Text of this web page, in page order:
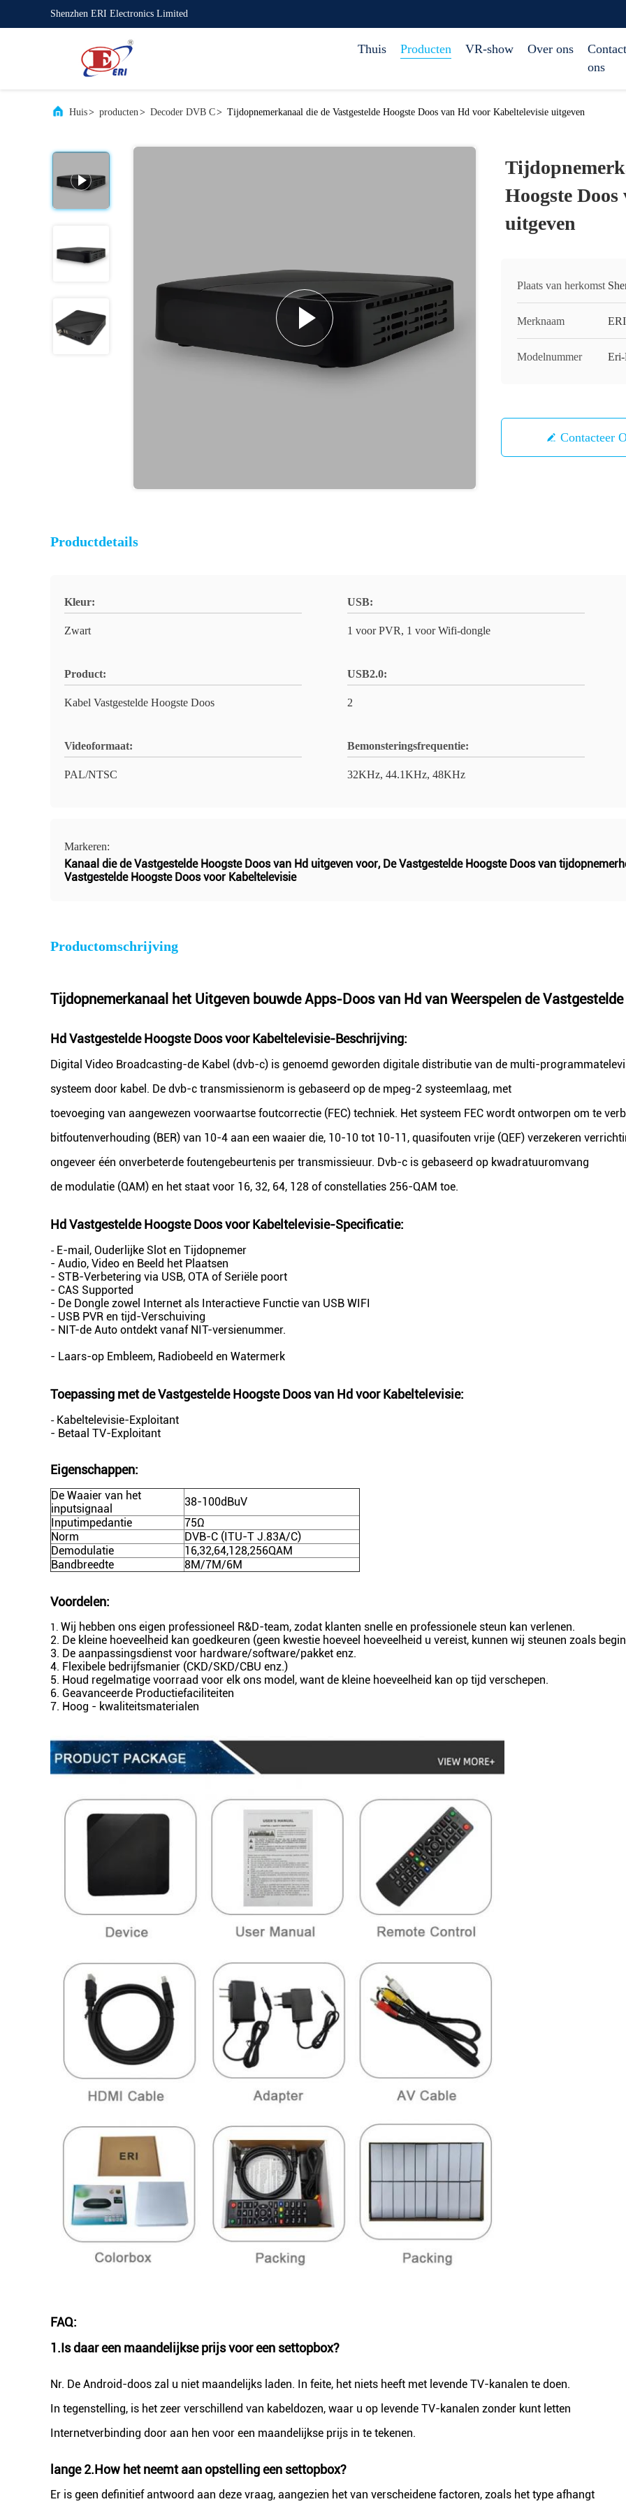
Shenzhen ERI Electronics Limited
Thuis Producten VR-show Over ons
ons
Huis> producten> Decoder DVB C> Tijdopnemerkanaal die de Vastgestelde Hoogste Doos van Hd voor Kabeltelevisie uitgeven
Hoogste
uitgeven
Plaats van herkomst
Merknaam ERI
Modelnummer
Contacteer
Productdetails
Kleur:
Zwart
USB:
1 voor PVR, 1 voor Wifi-dongle
Product:
Kabel Vastgestelde Hoogste Doos
USB2.0:
2
Videoformaat:
PAL/NTSC
Bemonsteringsfrequentie:
32KHz, 44.1KHz, 48KHz
Markeren:
Kanaal die de Vastgestelde Hoogste Doos van Hd uitgeven voor, De Vastgestelde Hoogste Doos van
Vastgestelde Hoogste Doos voor Kabeltelevisie
Productomschrijving
Tijdopnemerkanaal het Uitgeven bouwde Apps-Doos van Hd van Weerspelen de
Hd Vastgestelde Hoogste Doos voor Kabeltelevisie-Beschrijving:
Digital Video Broadcasting-de Kabel (dvb-c) is genoemd geworden digitale distributie van de multi-
systeem door kabel. De dvb-c transmissienorm is gebaseerd op de mpeg-2 systeemlaag, met
toevoeging van aangewezen voorwaartse foutcorrectie (FEC) techniek. Het systeem FEC wordt ontworpen om te
bitfoutenverhouding (BER) van 10-4 aan een waaier die, 10-10 tot 10-11, quasifouten vrije (QEF) verzekeren
ongeveer één onverbeterde foutengebeurtenis per transmissieuur. Dvb-c is gebaseerd op kwadratuuromvang
de modulatie (QAM) en het staat voor 16, 32, 64, 128 of constellaties 256-QAM toe.
Hd Vastgestelde Hoogste Doos voor Kabeltelevisie-Specificatie:
- E-mail, Ouderlijke Slot en Tijdopnemer
- Audio, Video en Beeld het Plaatsen
- STB-Verbetering via USB, OTA of Seriële poort
- CAS Supported
- De Dongle zowel Internet als Interactieve Functie van USB WIFI
- USB PVR en tijd-Verschuiving
- NIT-de Auto ontdekt vanaf NIT-versienummer.
- Laars-op Embleem, Radiobeeld en Watermerk
Toepassing metde Vastgestelde Hoogste Doos van Hd voor Kabeltelevisie:
- Kabeltelevisie-Exploitant
- Betaal TV-Exploitant
Eigenschappen:
De Waaier van het
inputsignaal
38-100dBuV
Inputimpedantie
75Ω
Norm
DVB-C (ITU-T J.83A/C)
Demodulatie
16,32,64,128,256QAM
Bandbreedte
8M/7M/6M
Voordelen:
1. Wij hebben ons eigen professioneel R&D-team, zodat klanten snelle en professionele steun kan verlenen.
2. De kleine hoeveelheid kan goedkeuren (geen kwestie hoeveel hoeveelheid u vereist, kunnen wij steunen zoals
3. De aanpassingsdienst voor hardware/software/pakket enz.
4. Flexibele bedrijfsmanier (CKD/SKD/CBU enz.)
5. Houd regelmatige voorraad voor elk ons model, want de kleine hoeveelheid kan op tijd verschepen.
6. Geavanceerde Productiefaciliteiten
7. Hoog - kwaliteitsmaterialen
FAQ:
1.Is daar een maandelijkse prijs voor een settopbox?
Nr. De Android-doos zal u niet maandelijks laden. In feite, het niets heeft met levende TV-kanalen te doen.
In tegenstelling, is het zeer verschillend van kabeldozen, waar u op levende TV-kanalen zonder kunt letten
Internetverbinding door aan hen voor een maandelijkse prijs in te tekenen.
lange2.How het neemt aan opstelling een settopbox?
Er is geen definitief antwoord aan deze vraag, aangezien het van verscheidene factoren, zoals het type afhangt